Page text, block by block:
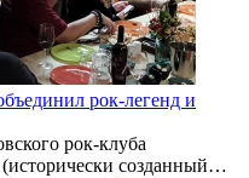
рок-легенд и
рок-клуба
созданный…